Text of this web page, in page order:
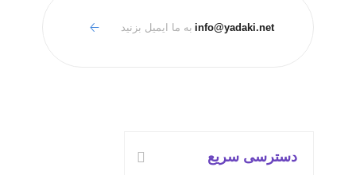
info@yadaki.net به ما ایمیل بزنید
دسترسی سریع